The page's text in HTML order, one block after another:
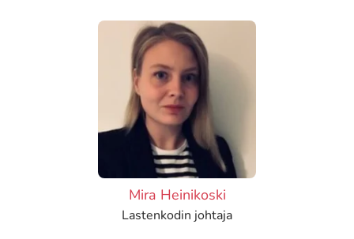
Mira Heinikoski
Lastenkodin johtaja